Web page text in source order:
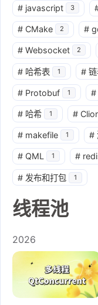
地藏经
# javascript 3
# CMake 2 #
# Websocket 2
# 哈希表 1 #
# Protobuf 1 #
# 哈希 1 #
# makefile 1 #
# QML 1 #
# 发布和打包 1
线程池
2026